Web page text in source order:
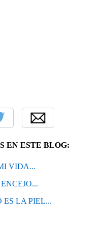
EN ESTE BLOG:
VIDA...
ES LA PIEL...